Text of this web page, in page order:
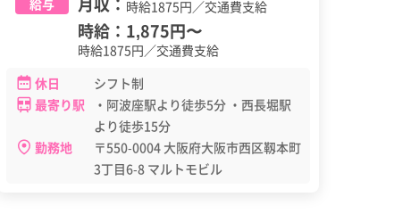
給与
時給1875円／交通費支給
時給： 1,875円〜
時給1875円／交通費支給
休日
シフト制
最寄り駅
・阿波座駅より徒歩5分 ・西長堀駅
より徒歩15分
勤務地
〒550-0004 大阪府大阪市西区靱本町
3丁目6-8 マルトモビル